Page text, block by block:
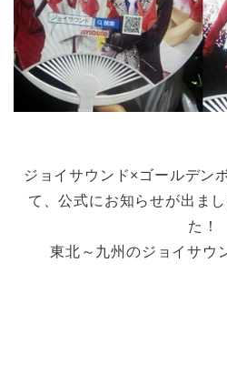
ジョイサウンド×ゴールデン
て、公式にお知らせが出ま
た！
東北～九州のジョイサウ